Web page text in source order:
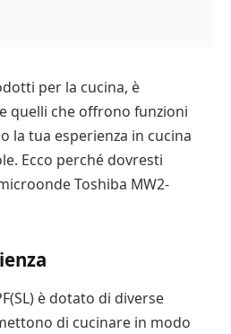
per la cucina, è
quelli che offrono funzioni
la tua esperienza in cucina
Ecco perché dovresti
Toshiba MW2-
è dotato di diverse
di cucinare in modo